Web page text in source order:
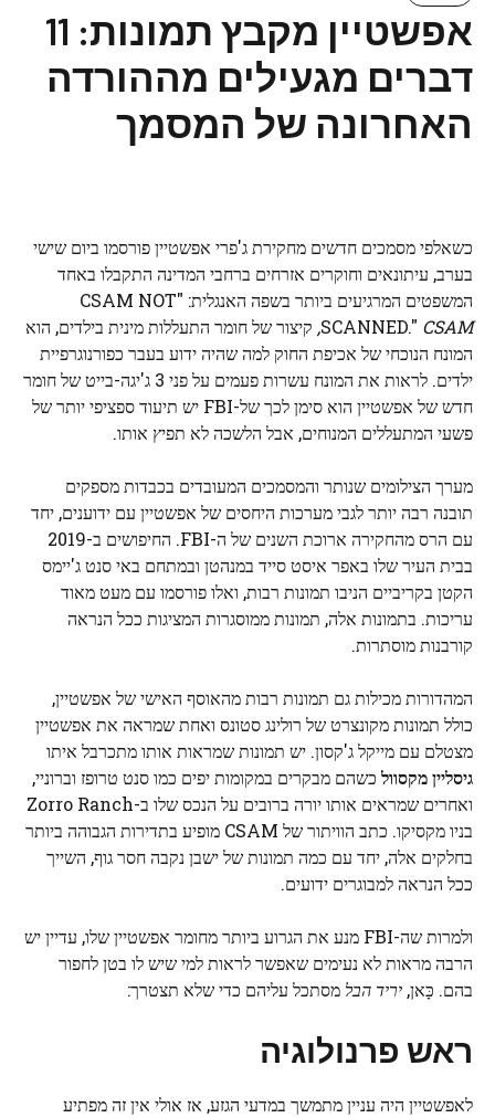
אפשטיין מקבץ תמונות: 11
דברים מגעילים מההורדה
האחרונה של המסמך
כשאלפי מסמכים חדשים מחקירת ג'פרי אפשטיין פורסמו ביום שישי
בערב, עיתונאים וחוקרים אזרחים ברחבי המדינה התקבלו באחד
המשפטים המרגיעים ביותר בשפה האנגלית: "CSAM NOT
SCANNED." CSAM,
קיצור של חומר התעללות מינית בילדים, הוא
המונח הנוכחי של אכיפת החוק למה שהיה ידוע בעבר כפורנוגרפיית
ילדים. לראות את המונח עשרות פעמים על פני 3 ג'יגה-בייט של חומר
חדש של אפשטיין הוא סימן לכך של-FBI יש תיעוד ספציפי יותר של
פשעי המתעללים המנוחים, אבל הלשכה לא תפיץ אותו.
מערך הצילומים שנותר והמסמכים המעובדים בכבדות מספקים
תובנה רבה יותר לגבי מערכות היחסים של אפשטיין עם ידוענים, יחד
עם הרס מהחקירה ארוכת השנים של ה-FBI. החיפושים ב-2019
בבית העיר שלו באפר איסט סייד במנהטן ובמתחם באי סנט ג'יימס
הקטן בקריביים הניבו תמונות רבות, ואלו פורסמו עם מעט מאוד
עריכות. בתמונות אלה, תמונות ממוסגרות המציגות ככל הנראה
קורבנות מוסתרות.
המהדורות מכילות גם תמונות רבות מהאוסף האישי של אפשטיין,
כולל תמונות מקונצרט של רולינג סטונס ואחת שמראה את אפשטיין
מצטלם עם מייקל ג'קסון. יש תמונות שמראות אותו מתכרבל איתו
גיסליין מקסוול כשהם מבקרים במקומות יפים כמו סנט טרופז וברוניי,
ואחרים שמראים אותו יורה ברובים על הנכס שלו ב-Zorro Ranch
בניו מקסיקו. כתב הוויתור של CSAM מופיע בתדירות הגבוהה ביותר
בחלקים אלה, יחד עם כמה תמונות של ישבן נקבה חסר גוף, השייך
ככל הנראה למבוגרים ידועים.
ולמרות שה-FBI מנע את הגרוע ביותר מחומר אפשטיין שלו, עדיין יש
הרבה מראות לא נעימים שאפשר לראות למי שיש לו בטן לחפור
בהם. כָּאן, יריד הבל מסתכל עליהם כדי שלא תצטרך:
ראש פרנולוגיה
לאפשטיין היה עניין מתמשך במדעי הגזע, אז אולי אין זה מפתיע